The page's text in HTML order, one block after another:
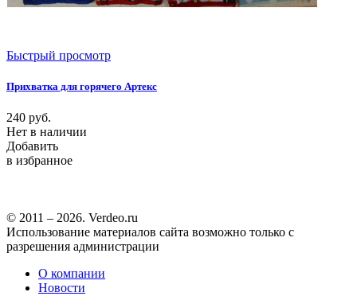
Быстрый просмотр
Прихватка для горячего Артекс
240 руб.
Нет в наличии
Добавить
в избранное
© 2011 – 2026. Verdeo.ru
Использование материалов сайта возможно только с
разрешения администрации
О компании
Новости